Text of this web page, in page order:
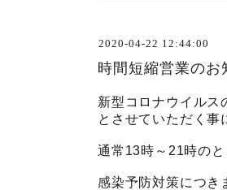
2020-04-22 12:44:00
時間短縮営業のお
新型コロナウイルス
とさせていただく事
通常13時～21時の
感染予防対策につき